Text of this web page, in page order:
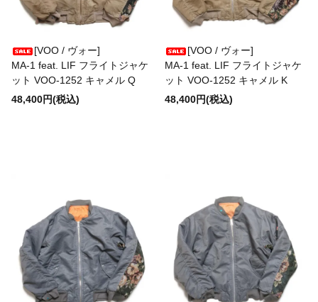
[VOO / ヴォー]
MA-1 feat. LIF フライトジャケ
ット VOO-1252 キャメル Q
48,400円(税込)
[VOO / ヴォー]
MA-1 feat. LIF フライトジャケ
ット VOO-1252 キャメル K
48,400円(税込)
HI-YOKE
HOSU
HTC
INDIAN JEWELRY
ITUAIS